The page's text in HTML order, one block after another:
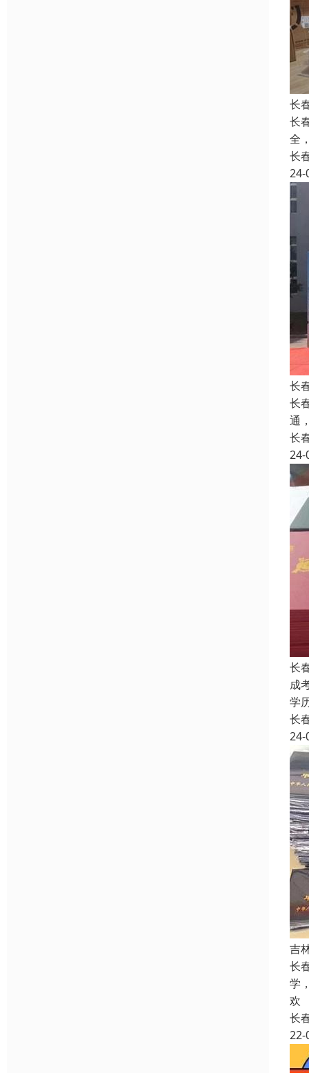
长
长
全
长
24-
长
长
通
长
24-
长
成
学
长
24-
吉
长
学
欢
长
22-